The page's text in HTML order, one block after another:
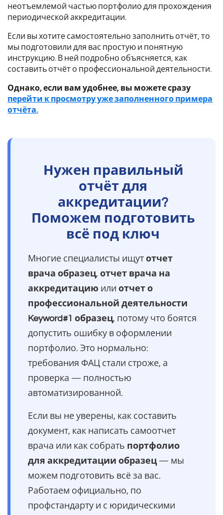
неотъемлемой частью портфолио для прохождения
периодической аккредитации.
Если вы хотите самостоятельно заполнить отчёт, то
мы подготовили для вас простую и понятную
инструкцию. В ней подробно объясняется, как
составить отчёт о профессиональной деятельности.
Однако, если вам удобнее, вы можете сразу
перейти к просмотру уже заполненного примера
отчёта.
Нужен правильный
отчёт для
аккредитации?
Поможем подготовить
всё под ключ
Многие специалисты ищут отчет
врача образец, отчет врача на
аккредитацию или отчет о
профессиональной деятельности
Keyword#1 образец, потому что боятся
допустить ошибку в оформлении
портфолио. Это нормально:
требования ФАЦ стали строже, а
проверка — полностью
автоматизированной.
Если вы не уверены, как составить
документ, как написать самоотчет
врача или как собрать портфолио
для аккредитации образец— мы
можем подготовить всё за вас.
Работаем официально, по
профстандарту и с юридическими